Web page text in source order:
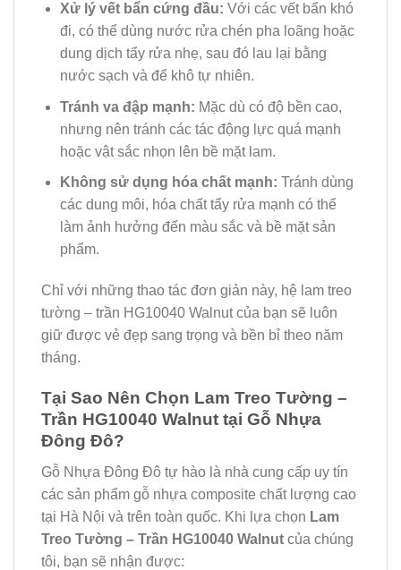
Xử lý vết bẩn cứng đầu: Với các vết bẩn khó
đi, có thể dùng nước rửa chén pha loãng hoặc
dung dịch tẩy rửa nhẹ, sau đó lau lại bằng
nước sạch và để khô tự nhiên.
Tránh va đập mạnh: Mặc dù có độ bền cao,
nhưng nên tránh các tác động lực quá mạnh
hoặc vật sắc nhọn lên bề mặt lam.
Không sử dụng hóa chất mạnh: Tránh dùng
các dung môi, hóa chất tẩy rửa mạnh có thể
làm ảnh hưởng đến màu sắc và bề mặt sản
phẩm.
Chỉ với những thao tác đơn giản này, hệ lam treo
tường – trần HG10040 Walnut của bạn sẽ luôn
giữ được vẻ đẹp sang trọng và bền bỉ theo năm
tháng.
Tại Sao Nên Chọn Lam Treo Tường –
Trần HG10040 Walnut tại Gỗ Nhựa
Đông Đô?
Gỗ Nhựa Đông Đô tự hào là nhà cung cấp uy tín
các sản phẩm gỗ nhựa composite chất lượng cao
tại Hà Nội và trên toàn quốc. Khi lựa chọn Lam
Treo Tường – Trần HG10040 Walnut của chúng
tôi, bạn sẽ nhận được: